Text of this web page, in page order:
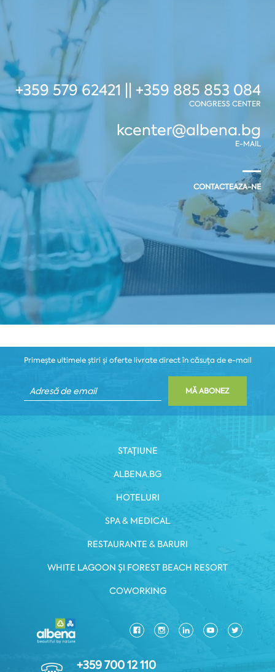
+359 579 62421 || +359 885 853 084
CONGRESS CENTER
kcenter@albena.bg
E-MAIL
CONTACTEAZA-NE
Primește ultimele știri și oferte livrate direct în căsuța de e-mail
MĂ ABONEZ
STAȚIUNE
ALBENA.BG
HOTELURI
SPA & MEDICAL
RESTAURANTE & BARURI
WHITE LAGOON ȘI FOREST BEACH RESORT
COWORKING
+359 700 12 110